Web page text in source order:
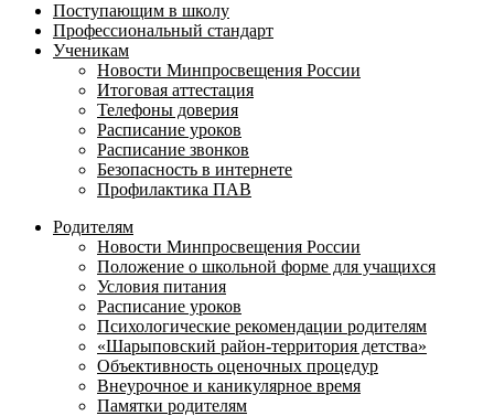
Поступающим в школу
Профессиональный стандарт
Ученикам
Новости Минпросвещения России
Итоговая аттестация
Телефоны доверия
Расписание уроков
Расписание звонков
Безопасность в интернете
Профилактика ПАВ
Родителям
Новости Минпросвещения России
Положение о школьной форме для учащихся
Условия питания
Расписание уроков
Психологические рекомендации родителям
«Шарыповский район-территория детства»
Объективность оценочных процедур
Внеурочное и каникулярное время
Памятки родителям